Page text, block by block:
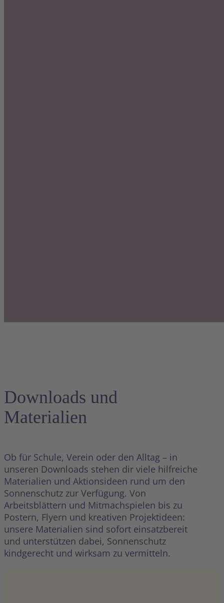
Downloads und
Materialien
Ob für Schule, Verein oder den Alltag – in
unseren Downloads stehen dir viele hilfreiche
Materialien und Aktionsideen rund um den
Sonnenschutz zur Verfügung. Von
Arbeitsblättern und Mitmachspielen bis zu
Postern, Flyern und kreativen Projektideen:
unsere Materialien sind sofort einsatzbereit
und unterstützen dabei, Sonnenschutz
kindgerecht und wirksam zu vermitteln.